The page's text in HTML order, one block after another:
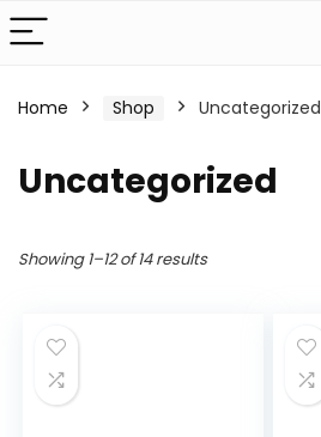
Home Shop Uncategorized
Uncategorized
Showing 1–12 of 14 results